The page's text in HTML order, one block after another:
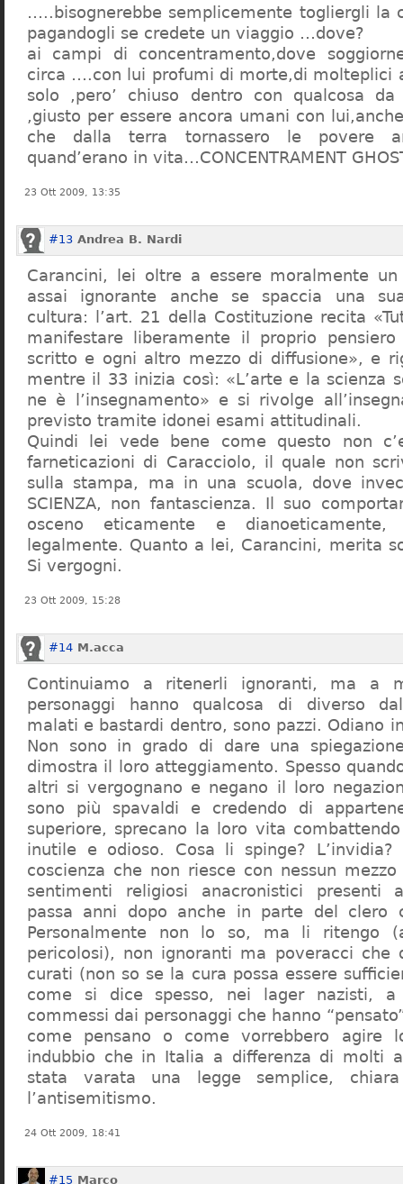
…..bisognerebbe semplicemente togliergli la
pagandogli se credete un viaggio …dove?
ai campi di concentramento,dove
circa ….con lui profumi di morte,di molteplici
solo ,pero’ chiuso dentro con qualcosa
,giusto per essere ancora umani con
che dalla terra tornassero le povere
quand’erano in vita…CONCENTRAMENT
23 Ott 2009, 13:35
#13 Andrea B. Nardi
Carancini, lei oltre a essere moralmente
assai ignorante anche se spaccia una
cultura: l’art. 21 della Costituzione recita
manifestare liberamente il proprio
scritto e ogni altro mezzo di diffusione», e
mentre il 33 inizia così: «L’arte e la scienza
ne è l’insegnamento» e si rivolge
previsto tramite idonei esami attitudinali.
Quindi lei vede bene come questo non
farneticazioni di Caracciolo, il quale non
sulla stampa, ma in una scuola, dove
SCIENZA, non fantascienza. Il suo
osceno eticamente e dianoeticamente,
legalmente. Quanto a lei, Carancini, merita
Si vergogni.
23 Ott 2009, 15:28
#14 M.acca
Continuiamo a ritenerli ignoranti, ma a
personaggi hanno qualcosa di diverso
malati e bastardi dentro, sono pazzi. Odiano
Non sono in grado di dare una
dimostra il loro atteggiamento. Spesso
altri si vergognano e negano il loro
sono più spavaldi e credendo di
superiore, sprecano la loro vita
inutile e odioso. Cosa li spinge?
coscienza che non riesce con nessun
sentimenti religiosi anacronistici presenti
passa anni dopo anche in parte del clero
Personalmente non lo so, ma li ritengo
pericolosi), non ignoranti ma poveracci che
curati (non so se la cura possa essere
come si dice spesso, nei lager nazisti,
commessi dai personaggi che hanno
come pensano o come vorrebbero agire
indubbio che in Italia a differenza di molti
stata varata una legge semplice,
l’antisemitismo.
24 Ott 2009, 18:41
#15 Marco